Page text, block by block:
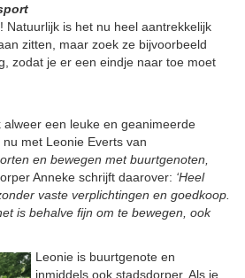
Natuurlijk is het nu heel aantrekkelijk
zitten, maar zoek ze bijvoorbeeld
zodat je er een eindje naar toe moet
een leuke en geanimeerde
met Leonie Everts van
en bewegen met buurtgenoten,
Anneke schrijft daarover: ‘Heel
vaste verplichtingen en goedkoop.
is behalve fijn om te bewegen, ook
Leonie is buurtgenote en
inmiddels ook stadsdorper. Als je